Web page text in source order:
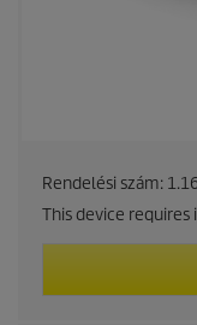
Rendelési szám:
This device requires